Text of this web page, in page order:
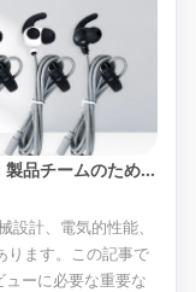
taVNS 耳電極の RFQ に含めるべき内容: 製品チームのための実践的なチェックリスト
設計、電気的性能、
ります。この記事で
ーに必要な重要な